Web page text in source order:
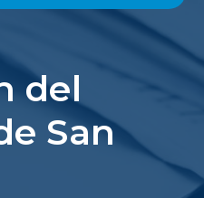
del
San